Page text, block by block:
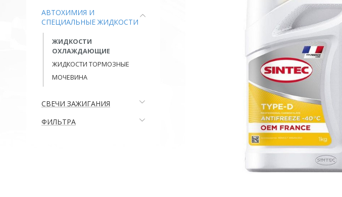
АВТОХИМИЯ И
СПЕЦИАЛЬНЫЕ ЖИДКОСТИ
ЖИДКОСТИ
ОХЛАЖДАЮЩИЕ
ЖИДКОСТИ ТОРМОЗНЫЕ
МОЧЕВИНА
СВЕЧИ ЗАЖИГАНИЯ
ФИЛЬТРА